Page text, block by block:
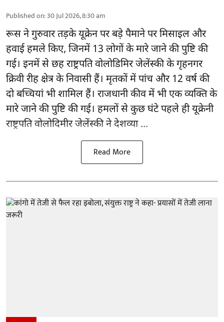
Published on:30 Jul 2026, 8:30 am
रूस ने गुरुवार तड़के यूक्रेन पर बड़े पैमाने पर मिसाइल और
हवाई हमले किए, जिनमें 13 लोगों के मारे जाने की पुष्टि की
गई। इनमें से छह राष्ट्रपति वोलोडिमिर जेलेंस्की के गृहनगर
क्रिवी रीह क्षेत्र के निवासी हैं। मृतकों में पांच और 12 वर्ष की
दो बच्चियां भी शामिल हैं। राजधानी कीव में भी एक व्यक्ति के
मारे जाने की पुष्टि की गई। हमलों से कुछ घंटे पहले ही यूक्रेनी
राष्ट्रपति वोलोदिमीर जेलेंस्की ने देशव्या ...
Read More